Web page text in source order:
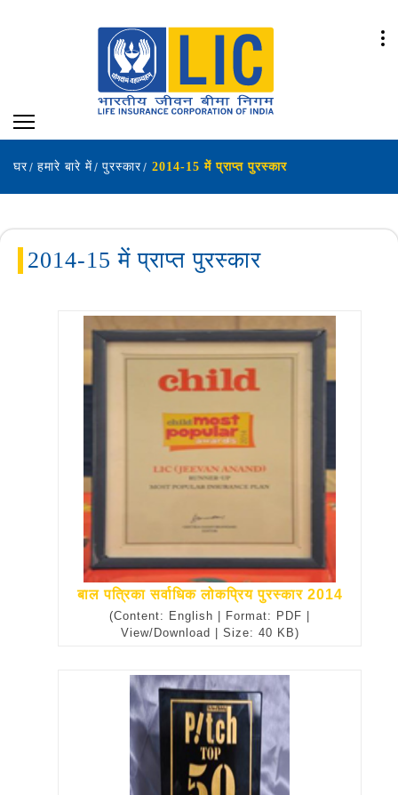
घर हमारे बारे में पुरस्कार 2014-15 में प्राप्त पुरस्कार
2014-15 में प्राप्त पुरस्कार
बाल पत्रिका सर्वाधिक लोकप्रिय पुरस्कार 2014
(Content: English | Format: PDF |
View/Download | Size: 40 KB)